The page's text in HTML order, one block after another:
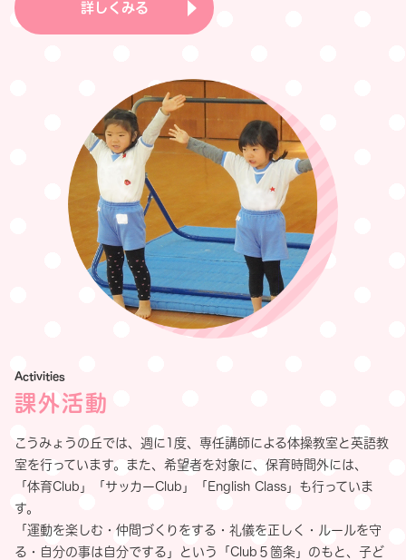
詳しくみる
Activities
課外活動
こうみょうの丘では、週に1度、専任講師による体操教室と英語教
室を行っています。また、希望者を対象に、保育時間外には、
「体育Club」「サッカーClub」「English Class」も行っていま
す。
「運動を楽しむ・仲間づくりをする・礼儀を正しく・ルールを守
る・自分の事は自分でする」という「Club５箇条」のもと、子ど